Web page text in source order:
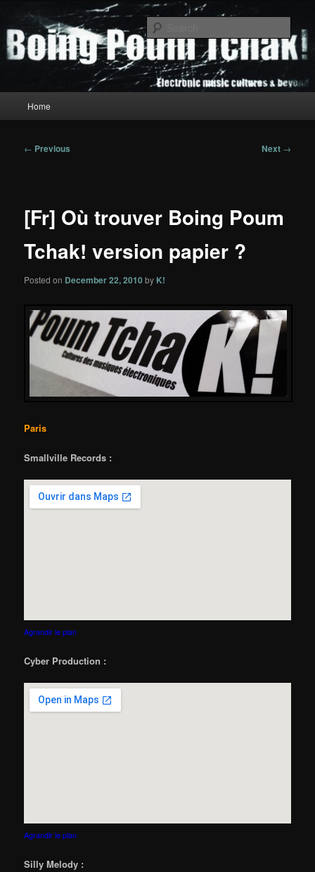
primary
contentBoing Poum Tchak!
Home
Post
← Previous Next →
[Fr] Où trouver Boing Poum
Tchak! version papier ?
Posted on December 22, 2010 by K!
Paris
Smallville Records :
Agrandir le plan
Cyber Production :
Agrandir le plan
Silly Melody :